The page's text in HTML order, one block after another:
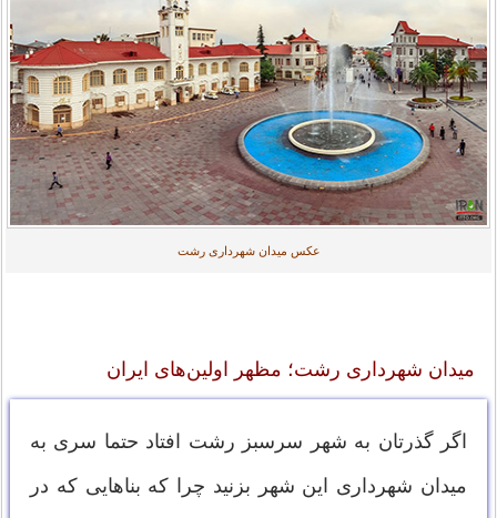
عکس میدان شهرداری رشت
میدان شهرداری رشت؛ مظهر اولین‌های ایران
اگر گذرتان به شهر سرسبز رشت افتاد حتما سری به
میدان شهرداری این شهر بزنید چرا که بناهایی که در